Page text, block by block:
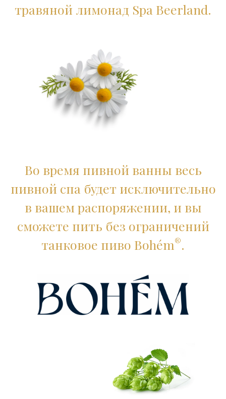
травяной лимонад Spa Beerland.
Во время пивной ванны весь
пивной спа будет исключительно
в вашем распоряжении, и вы
сможете пить без ограничений
танковое пиво Bohém®.